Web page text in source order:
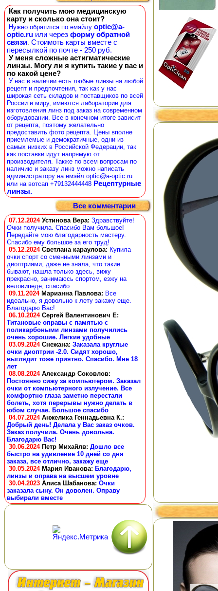
Как получить мою медицинскую
карту и сколько она стоит?
Нужно обратится по емайлу optic@a-
optic.ru или через форму обратной
связи. Стоимоть карты вместе с
пересылкой по почте - 250 руб.
У меня сложные астигматические
линзы. Могу ли я купить такие у вас и
по какой цене?
У нас в наличии есть любые линзы на любой
рецепт и предпочтения, так как у нас
широкая сеть складов и поставщиков по всей
России и миру, имеются лаборатории для
изготовления линз под заказ на современном
оборудовании. Все в конечном итоге зависит
от рецепта, поэтому желательно
предоставить фото рецепта. Цены вполне
приемлемые и демократичные, одни из
самых низких в Российской Федерации, так
как поставки идут напрямую от
производителя. Также по всем вопросам по
наличию и заказу линз можно написать
администратору на емэйл optic@a-optic.ru
или на вотсап +79132444448 Рецептурные
линзы.
Все комментарии
07.12.2024 Устинова Вера: Здравствуйте!
Очки получила. Спасибо Вам большое!
Передайте мою благодарность мастеру.
Спасибо ему большое за его труд!
05.12.2024 Светлана караулова: Купила
очки спорт со сменными линзами и
диоптриями, даже не знала, что такие
бывают, нашла только здесь, вижу
прекрасно, занимаюсь спортом, езжу на
веловипеде, спасибо
09.11.2024 Марианна Павлова: Все
идеально, я довольно к лету закажу еще.
Благодарю Вас!
06.10.2024 Сергей Валентинович Е:
Титановые оправы с памятью с
поликарбоными линзами получились
очень хорошие. Легкие удобные
03.09.2024 Снежана: Заказала круглые
очки диоптрии -2.0. Сидят хорошо,
выглядит тоже приятно. Спасибо. Мне 18
лет
08.08.2024 Александр Соковлов:
Постоянно сижу за компьютером. Заказал
очки от компьютерного излучение. Все
комфортно глаза заметно перестали
болеть, хотя перерывы нужно делать в
юбом случае. Большое спасибо
04.07.2024 Анжелика Геннадьевна К.:
Добрый день! Делала у Вас заказ очков.
Заказ получила. Очень довольна.
Благодарю Вас!
30.06.2024 Петр Михайлв: Дошло все
быстро на удивление 10 дней со дня
заказа, все отлично, закажу еще
30.05.2024 Мария Иванова: Благодарю,
линзы и оправа на высшем уровне
30.04.2023 Алиса Шабанова: Очки
заказала сыну. Он доволен. Оправу
выбирали вместе